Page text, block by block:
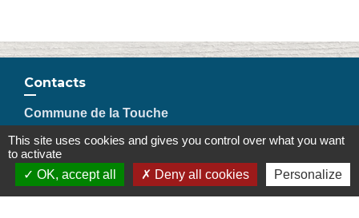
Contacts
Commune de la Touche
26160 La Touche - FRANCE
+33 4 75 53 90 10
Contact par formulaire
This site uses cookies and gives you control over what you want
to activate
OK, accept all
Deny all cookies Personalize